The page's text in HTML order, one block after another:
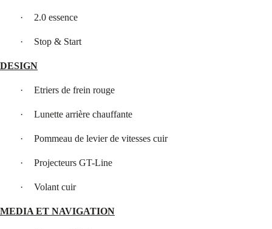
· 2.0 essence
· Stop & Start
DESIGN
· Etriers de frein rouge
· Lunette arrière chauffante
· Pommeau de levier de vitesses cuir
· Projecteurs GT-Line
· Volant cuir
MEDIA ET NAVIGATION